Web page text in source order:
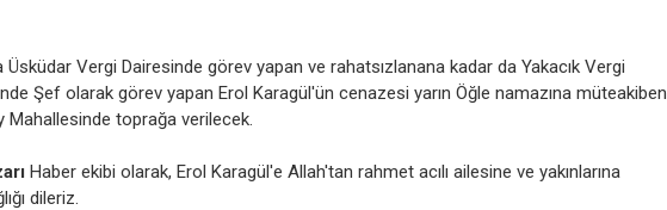
Üsküdar Vergi Dairesinde görev yapan ve rahatsızlanana kadar da Yakacık Vergi
Şef olarak görev yapan Erol Karagül'ün cenazesi yarın Öğle namazına müteakiben
Mahallesinde toprağa verilecek.
Haber ekibi olarak, Erol Karagül'e Allah'tan rahmet acılı ailesine ve yakınlarına
dileriz.